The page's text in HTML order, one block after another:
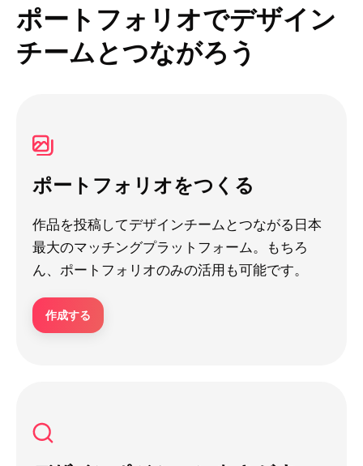
ポートフォリオでデザイン
チームとつながろう
ポートフォリオをつくる
作品を投稿してデザインチームとつながる日本
最大のマッチングプラットフォーム。もちろ
ん、ポートフォリオのみの活用も可能です。
作成する